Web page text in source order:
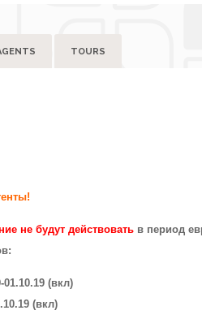
TOURS
не будут действоватьв период
(вкл)
(вкл)